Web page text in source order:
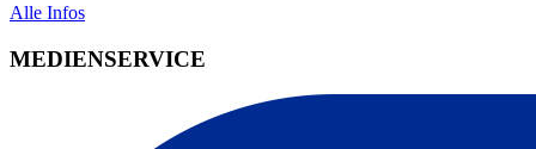
Alle Infos
MEDIENSERVICE